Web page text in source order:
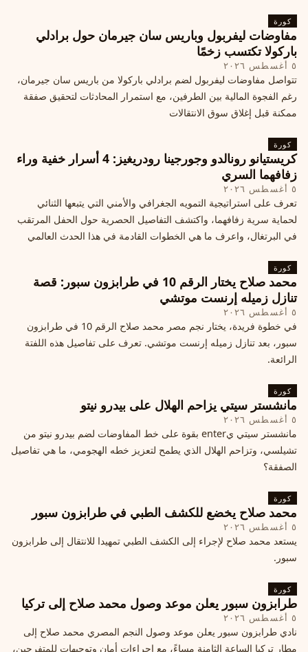
كورة
مفاوضات ليفربول وباريس سان جيرمان حول برادلي
باركولا تكتسب زخمًا
٥ أغسطس ٢٠٢٦
تتواصل مفاوضات ليفربول لضم برادلي باركولا من باريس سان جيرمان،
رغم الفجوة المالية بين الطرفين، مع استمرار المحادثات لتحقيق صفقة
ممكنة قبل إغلاق سوق الانتقالات
كورة
كريستيانو رونالدو وجورجينا رودريغيز: 4 أسرار خفية وراء
زفافهما السري
٥ أغسطس ٢٠٢٦
تعرف على استراتيجية التمويه الجغرافي والأمني التي يتبعها الثنائي
لحماية سرية زفافهما، واكتشف التفاصيل الحصرية حول الحفل المرتقب
في البرتغال، واعرف ما هي الخطوات القادمة في هذا الحدث العالمي
كورة
محمد صلاح يختار الرقم 10 في طرابزون سبور: قصة
تنازل زميله إرنست موتشي
٥ أغسطس ٢٠٢٦
في خطوة فريدة، يختار نجم مصر محمد صلاح الرقم 10 في طرابزون
سبور، بعد تنازل زميله إرنست موتشي. تعرف على تفاصيل هذه اللفتة
الرائعة.
كورة
مانشستر سيتي يزاحم الهلال على بيدرو نيتو
٥ أغسطس ٢٠٢٦
مانشستر سيتي يenter بقوة على خط المفاوضات لضم بيدرو نيتو من
تشيلسي، وتزاحم الهلال الذي يطمح لتعزيز خطه الهجومي، ما هي تفاصيل
الصفقة؟
كورة
محمد صلاح يخضع للكشف الطبي في طرابزون سبور
٥ أغسطس ٢٠٢٦
يستعد محمد صلاح لإجراء إلى الكشف الطبي تمهيدا للانتقال إلى طرابزون
سبور.
كورة
طرابزون سبور يعلن موعد وصول محمد صلاح إلى تركيا
٥ أغسطس ٢٠٢٦
نادي طرابزون سبور يعلن موعد وصول النجم المصري محمد صلاح إلى
مطار تركيا الساعة الثامنة مساءً، مع إجراءات أمان وتوجيهات للمتفرجين،